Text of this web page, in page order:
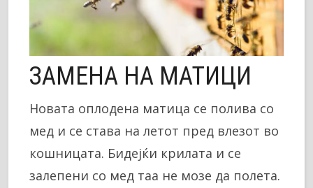
ЗАМЕНА НА МАТИЦИ
Новата оплодена матица се полива со
мед и се става на летот пред влезот во
кошницата. Бидејќи крилата и се
залепени со мед таа не мозе да полета.